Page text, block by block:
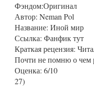
Фэндом:Оригинал
Автор: Neman Pol
Название: Иной мир
Ссылка: Фанфик тут
Краткая рецензия:
Почти не помню о чем
Оценка: 6/10
27)